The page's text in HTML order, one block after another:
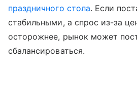
праздничного стола. Если
стабильными, а спрос из-за
осторожнее, рынок может
сбалансироваться.